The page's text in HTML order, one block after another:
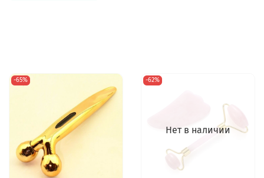
-65%
Нет в наличии
-62%